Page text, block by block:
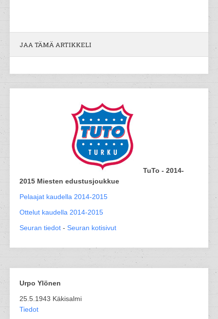
JAA TÄMÄ ARTIKKELI
TuTo - 2014-
2015 Miesten edustusjoukkue
Pelaajat kaudella 2014-2015
Ottelut kaudella 2014-2015
Seuran tiedot - Seuran kotisivut
Urpo Ylönen
25.5.1943 Käkisalmi
Tiedot